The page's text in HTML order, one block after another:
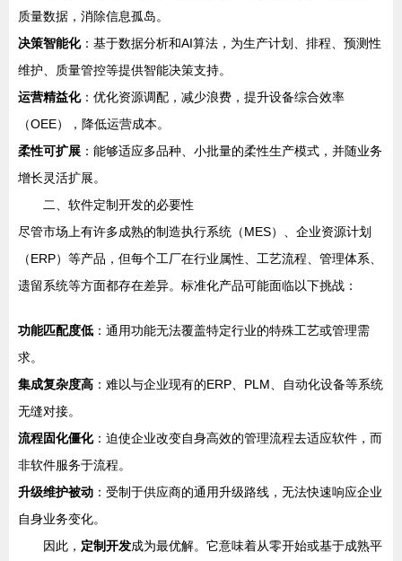
质量数据，消除信息孤岛。
决策智能化：基于数据分析和AI算法，为生产计划、排程、预测性
维护、质量管控等提供智能决策支持。
运营精益化：优化资源调配，减少浪费，提升设备综合效率
（OEE），降低运营成本。
柔性可扩展 ：能够适应多品种、小批量的柔性生产模式，并随业务
增长灵活扩展。
二、软件定制开发的必要性
尽管市场上有许多成熟的制造执行系统（MES）、企业资源计划
（ERP）等产品，但每个工厂在行业属性、工艺流程、管理体系、
遗留系统等方面都存在差异。标准化产品可能面临以下挑战：
功能匹配度低 ：通用功能无法覆盖特定行业的特殊工艺或管理需
求。
集成复杂度高 ：难以与企业现有的ERP、PLM、自动化设备等系统
无缝对接。
流程固化僵化：迫使企业改变自身高效的管理流程去适应软件，而
非软件服务于流程。
升级维护被动 ：受制于供应商的通用升级路线，无法快速响应企业
自身业务变化。
因此， 定制开发成为最优解。它意味着从零开始或基于成熟平